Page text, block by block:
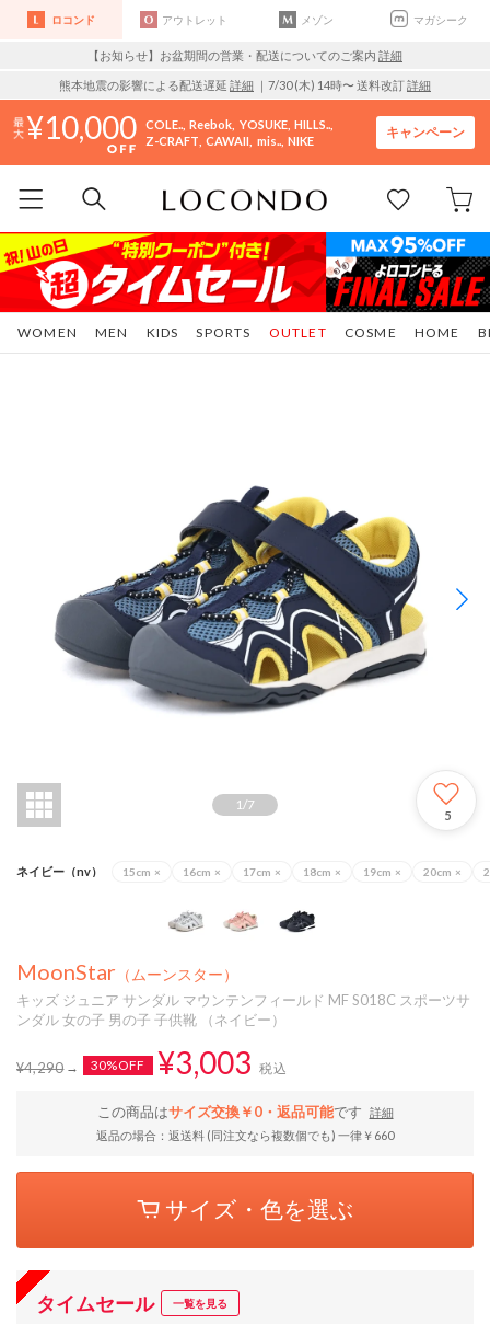
ロコンド アウトレット メゾン マガシーク
【お知らせ】お盆期間の営業・配送についてのご案内 詳細
熊本地震の影響による配送遅延 詳細 ｜7/30 (木) 14時〜 送料改訂詳細
10,000 COLE.. Reebok YOSUKE HILLS..
Z-CRAFT CAWAII mis.. NIKE
キャンペーン
WOMEN MEN KIDS SPORTS COSME HOME
OUTLET
1 /7
5
ネイビー（nv） 15cm × 16cm × 17cm × 18cm × 19cm × 20cm ×
MoonStar （ムーンスター）
キッズ ジュニア サンダル マウンテンフィールド MF S018C スポーツサ
ンダル 女の子 男の子 子供靴 （ネイビー）
¥4,290 30%OFF ¥3,003 税込
この商品はサイズ交換￥0・返品可能です
詳細
返品の場合：返送料 (同注文なら複数個でも) 一律￥660
サイズ・色を選ぶ
タイムセール 一覧を見る